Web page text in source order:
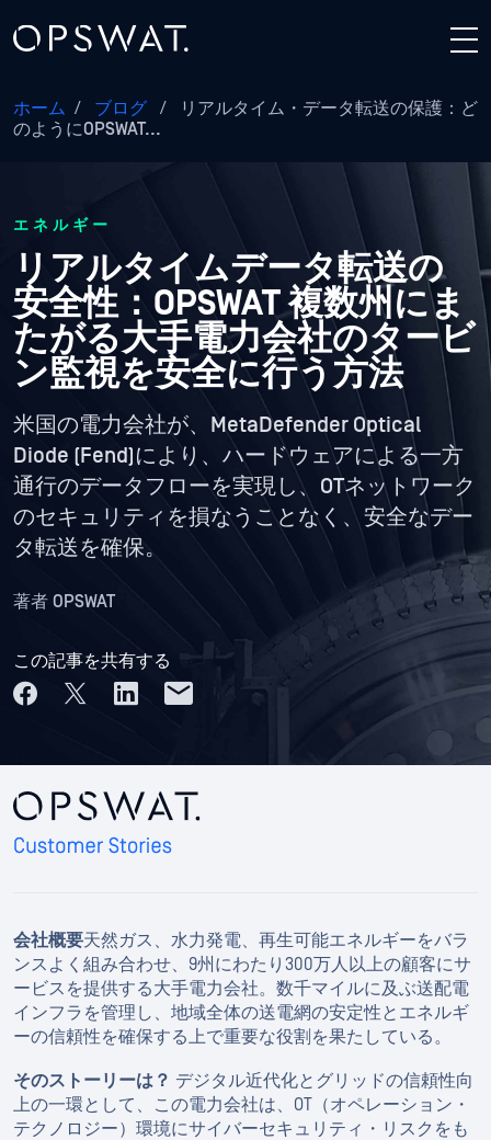
ホーム / ブログ /
リアルタイム・データ転送の保護：ど
のようにOPSWAT...
エネルギー
リアルタイムデータ転送の
安全性：OPSWAT 複数州にま
たがる大手電力会社のタービ
ン監視を安全に行う方法
米国の電力会社が、MetaDefender Optical
Diode (Fend)により、ハードウェアによる一方
通行のデータフローを実現し、OTネットワーク
のセキュリティを損なうことなく、安全なデー
タ転送を確保。
著者 OPSWAT
この記事を共有する
会社概要天然ガス、水力発電、再生可能エネルギーをバラ
ンスよく組み合わせ、9州にわたり300万人以上の顧客にサ
ービスを提供する大手電力会社。数千マイルに及ぶ送配電
インフラを管理し、地域全体の送電網の安定性とエネルギ
ーの信頼性を確保する上で重要な役割を果たしている。
そのストーリーは？ デジタル近代化とグリッドの信頼性向
上の一環として、この電力会社は、OT（オペレーション・
テクノロジー）環境にサイバーセキュリティ・リスクをも